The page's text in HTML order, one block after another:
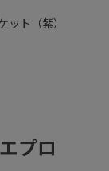
ト（紫）
プロ